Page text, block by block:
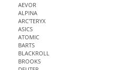
AEVOR
ALPINA
ARC'TERYX
ASICS
ATOMIC
BARTS
BLACKROLL
BROOKS